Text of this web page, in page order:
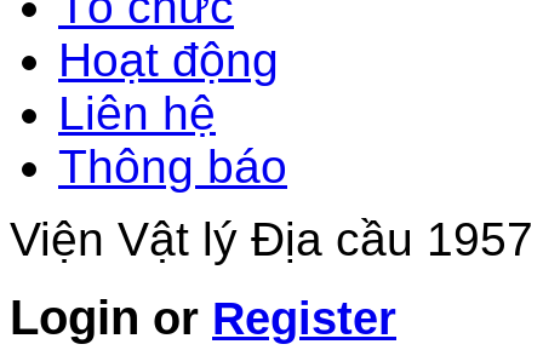
Hoạt động
Liên hệ
Thông báo
Viện Vật lý Địa cầu
Login or Register